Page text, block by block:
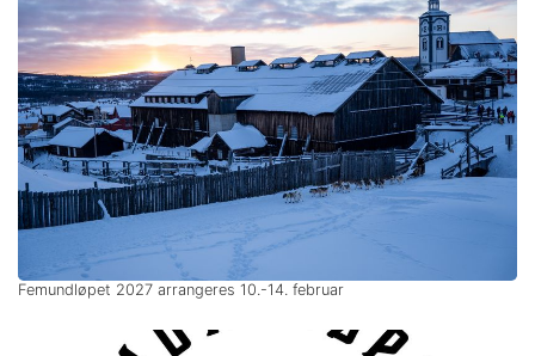
Femundløpet 2027 arrangeres 10.-14. februar